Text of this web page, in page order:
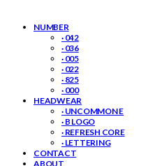
NUMBER
· 042
· 036
· 005
· 022
· 825
· 000
HEADWEAR
· UNCOMMON E
· B LOGO
· REFRESH CORE
· LETTERING
CONTACT
ABOUT